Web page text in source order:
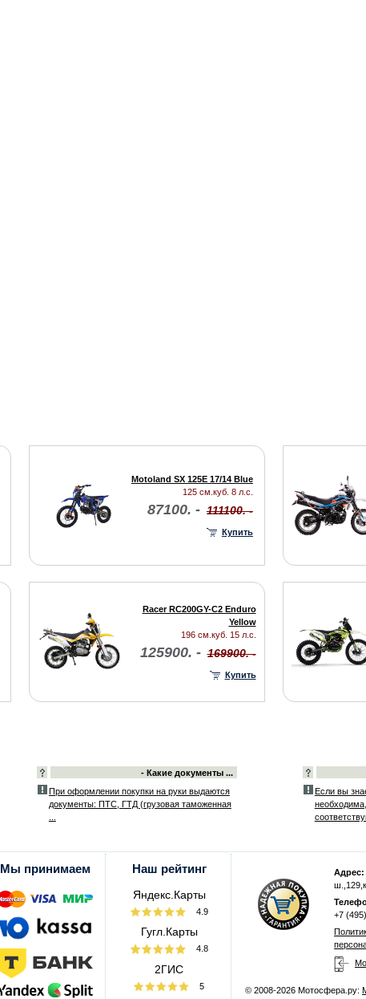
Motoland SX 125E 17/14 Blue
125 см.куб. 8 л.с.
87100. - 111100. -
Купить
Racer RC200GY-C2 Enduro
Yellow
196 см.куб. 15 л.с.
125900. - 169900. -
Купить
- Какие документы ...
При оформлении покупки на руки выдаются
документы: ПТС, ГТД (грузовая таможенная
Если вы
Мы принимаем Наш рейтинг
Яндекс.Карты
4.9
Гугл.Карты
4.8
2ГИС
5
Адрес:
+7
© 2008-2026 Мотосфера.ру: